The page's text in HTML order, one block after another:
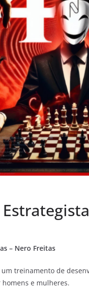
– Nero Freitas
um treinamento de
e mulheres.